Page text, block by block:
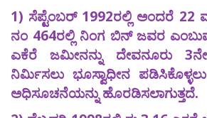
1) ಸೆಪ್ಟೆಂಬರ್ 1992ರಲ್ಲಿ ಅಂದರೆ
ನಂ 464ರಲ್ಲಿ ನಿಂಗ ಬಿನ್ ಜವರ
ಎಕೆರೆ ಜಮೀನನ್ನು ದೇವನೂರು
ನಿರ್ಮಿಸಲು ಭೂಸ್ವಾಧೀನ
ಅಧಿಸೂಚನೆಯನ್ನು ಹೊರಡಿಸಲಾಗುತ್ತದೆ.